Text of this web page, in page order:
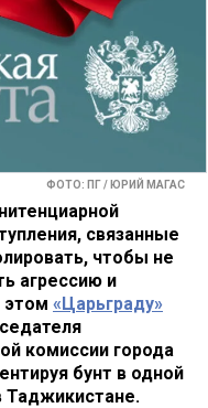
ФОТО: ПГ / ЮРИЙ МАГАС
связанные
чтобы не
агрессию и
этом «Царьграду»
комиссии города
бунт в одной
Таджикистане.